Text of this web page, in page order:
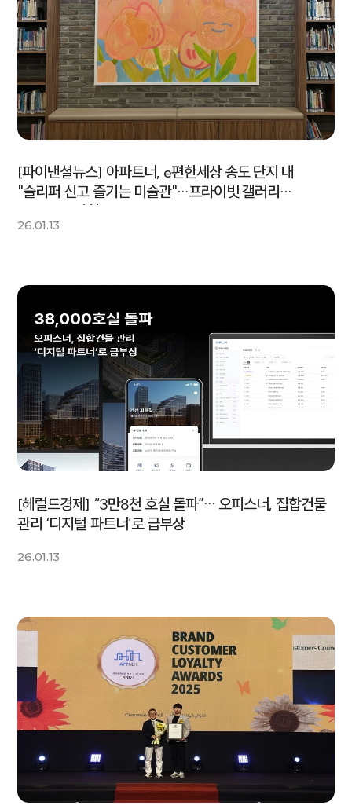
[파이낸셜뉴스] 아파트너, e편한세상 송도 단지 내
"슬리퍼 신고 즐기는 미술관"…프라이빗 갤러리
26.01.13
[헤럴드경제] “3만8천 호실 돌파”… 오피스너, 집합건물
관리 ‘디지털 파트너’로 급부상
26.01.13